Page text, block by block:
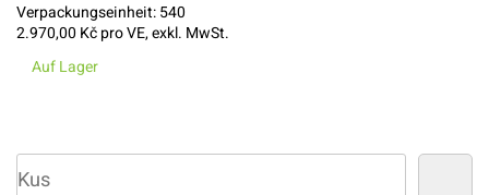
Verpackungseinheit:540
2.970,00 Kč pro VE, exkl. MwSt.
Auf Lager